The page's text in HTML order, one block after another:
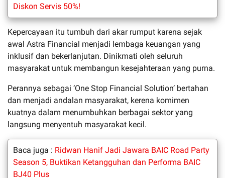
Diskon Servis 50%!
Kepercayaan itu tumbuh dari akar rumput karena sejak
awal Astra Financial menjadi lembaga keuangan yang
inklusif dan bekerlanjutan. Dinikmati oleh seluruh
masyarakat untuk membangun kesejahteraan yang purna.
Perannya sebagai ‘One Stop Financial Solution’ bertahan
dan menjadi andalan masyarakat, kerena komimen
kuatnya dalam menumbuhkan berbagai sektor yang
langsung menyentuh masyarakat kecil.
Baca juga : Ridwan Hanif Jadi Jawara BAIC Road Party
Season 5, Buktikan Ketangguhan dan Performa BAIC
BJ40 Plus